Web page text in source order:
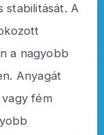
stabilitását. A
a nagyobb
Anyagát
fém